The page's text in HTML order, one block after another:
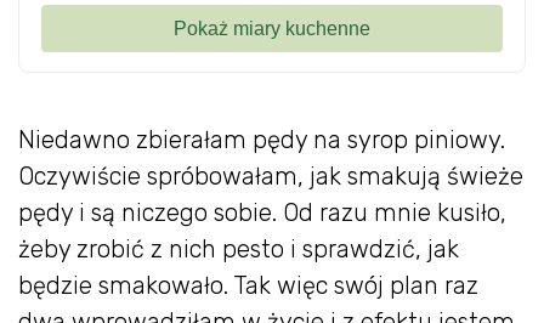
Niedawno zbierałam pędy na syrop piniowy.
Oczywiście spróbowałam, jak smakują świeże
pędy i są niczego sobie. Od razu mnie kusiło,
żeby zrobić z nich pesto i sprawdzić, jak
będzie smakowało. Tak więc swój plan raz